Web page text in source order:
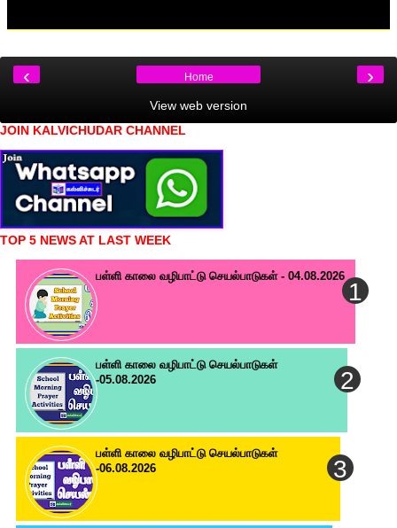
‹ ›
Home
View web version
JOIN KALVICHUDAR CHANNEL
TOP 5 NEWS AT LAST WEEK
பள்ளி காலை வழிபாட்டு செயல்பாடுகள் - 04.08.2026
பள்ளி காலை வழிபாட்டு செயல்பாடுகள்
-05.08.2026
பள்ளி காலை வழிபாட்டு செயல்பாடுகள்
-06.08.2026